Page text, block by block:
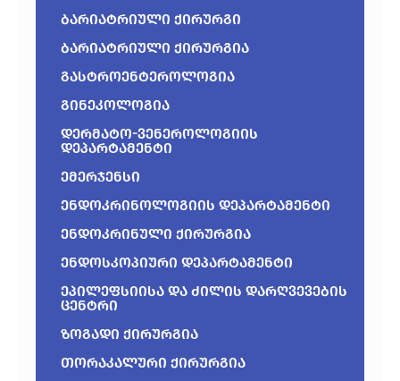
ბარიატრიული ქირურგი
ბარიატრიული ქირურგია
გასტროენტეროლოგია
გინეკოლოგია
დერმატო-ვენეროლოგიის
დეპარტამენტი
ემერჯენსი
ენდოკრინოლოგიის დეპარტამენტი
ენდოკრინული ქირურგია
ენდოსკოპიური დეპარტამენტი
ეპილეფსიისა და ძილის დარღვევების
ცენტრი
ზოგადი ქირურგია
თორაკალური ქირურგია